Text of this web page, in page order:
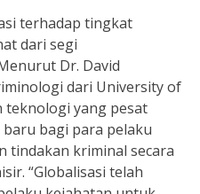
terhadap tingkat
dari segi
Dr. David
dari University of
teknologi yang pesat
bagi para pelaku
tindakan kriminal secara
“Globalisasi telah